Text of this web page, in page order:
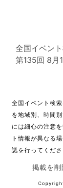
全国イベン
第135回 8月
全国イベント検
を地域別、時間
には細心の注意
ト情報が異なる
認を行ってくださ
掲載を削